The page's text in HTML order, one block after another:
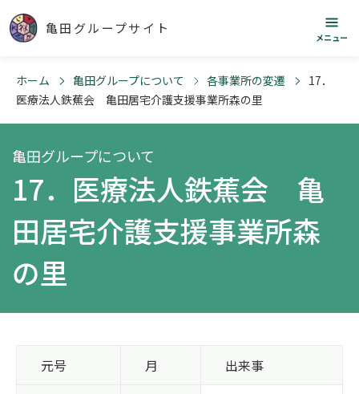
亀田グループサイト
メニュー
ホーム 亀田グループについて 各事業所の変遷
17．
医療法人鉄蕉会 亀田居宅介護支援事業所森の里
亀田グループについて
17．医療法人鉄蕉会 亀
田居宅介護支援事業所森
の里
元号 月 出来事